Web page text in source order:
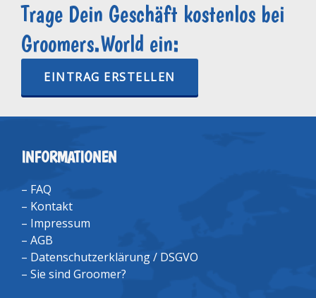
Trage Dein Geschäft kostenlos bei
Groomers.World ein:
EINTRAG ERSTELLEN
INFORMATIONEN
– FAQ
– Kontakt
– Impressum
– AGB
– Datenschutzerklärung / DSGVO
– Sie sind Groomer?